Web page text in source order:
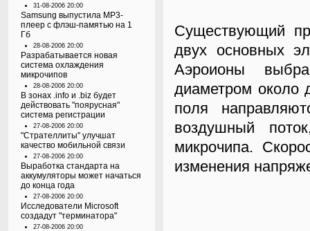
31-08-2006 20:00
Samsung выпустила MP3-
плеер с флэш-памятью на 1
Гб
28-08-2006 20:00
Разрабатывается новая
система охлаждения
микрочипов
28-08-2006 20:00
В зонах .info и .biz будет
действовать "поярусная"
система регистрации
27-08-2006 20:00
"Стрателлиты" улучшат
качество мобильной связи
27-08-2006 20:00
Выработка стандарта на
аккумуляторы может начаться
до конца года
27-08-2006 20:00
Исследователи Microsoft
создадут "терминатора"
27-08-2006 20:00
Существующий
двух основных
Аэроионы
диаметром около
поля
воздушный
микрочипа.
изменения